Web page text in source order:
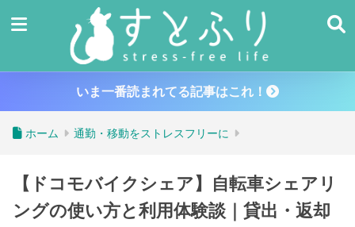
いま一番読まれてる記事はこれ！
ホーム 通勤・移動をストレスフリーに
【ドコモバイクシェア】自転車シェアリ
ングの使い方と利用体験談｜貸出・返却